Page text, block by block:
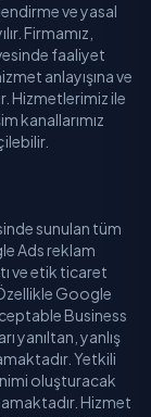
ve yasal
Firmamız,
faaliyet
anlayışına ve
Hizmetlerimiz ile
kanallarımız
sunulan tüm
Ads reklam
ve etik ticaret
Google
Business
yanıltan, yanlış
Yetkili
oluşturacak
Hizmet